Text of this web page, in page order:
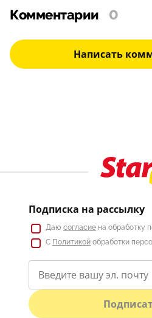
Комментарии 0
Написать
Подписка на рассылку
Даю согласие на обработку
С Политикой обработки